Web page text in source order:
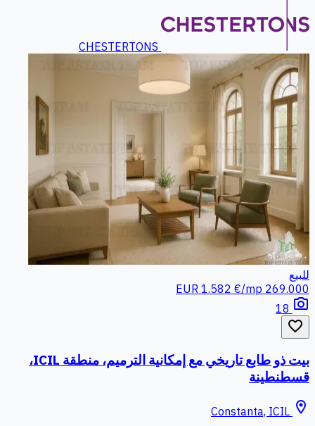
CHESTERTONS
للبيع
269.000 EUR
1.582 €/mp
photo_camera
favorite_border
بيت ذو طابع تاريخي مع إمكانية الترميم، منطقة ICIL،
قسطنطينة
location_on